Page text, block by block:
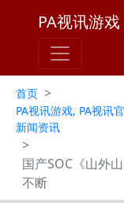
PA视讯游
首页 >
PA视讯游戏, PA视讯
新闻资讯
>
国产SOC《山外
不断